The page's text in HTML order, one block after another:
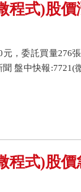
程式)股
元，委託買量276
盤中快報:7721(
程式)股